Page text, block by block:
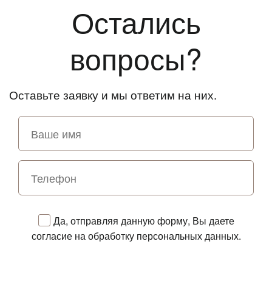
Остались
вопросы?
Оставьте заявку и мы ответим на них.
Да, отправляя данную форму, Вы даете
согласие на обработку персональных данных.